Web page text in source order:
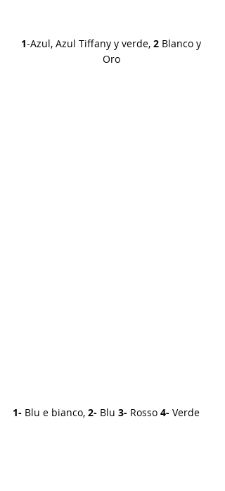
1-Azul, Azul Tiffany y verde, 2 Blanco y
Oro
1- Blu e bianco, 2- Blu 3- Rosso 4- Verde